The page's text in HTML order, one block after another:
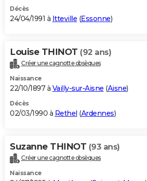
Décès
24/04/1991 à Itteville (Essonne)
Louise THINOT (92 ans)
Créer une cagnotte obsèques
Naissance
22/10/1897 à Vailly-sur-Aisne (Aisne)
Décès
02/03/1990 à Rethel (Ardennes)
Suzanne THINOT (93 ans)
Créer une cagnotte obsèques
Naissance